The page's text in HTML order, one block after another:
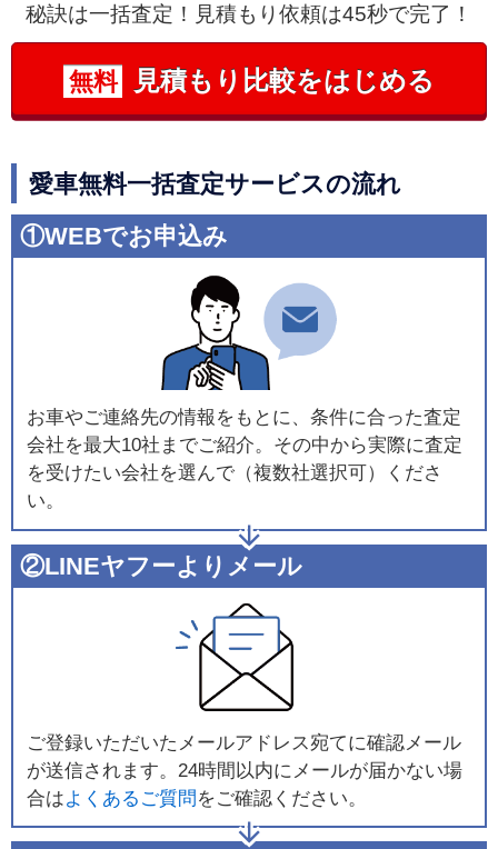
秘訣は一括査定！見積もり依頼は45秒で完了！
無料 見積もり比較をはじめる
愛車無料一括査定サービスの流れ
①WEBでお申込み
お車やご連絡先の情報をもとに、条件に合った査定
会社を最大10社までご紹介。その中から実際に査定
を受けたい会社を選んで（複数社選択可）くださ
い。
②LINEヤフーよりメール
ご登録いただいたメールアドレス宛てに確認メール
が送信されます。24時間以内にメールが届かない場
合はよくあるご質問 をご確認ください。